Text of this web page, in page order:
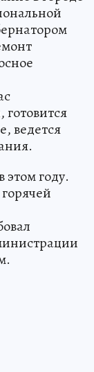
ведется
году.